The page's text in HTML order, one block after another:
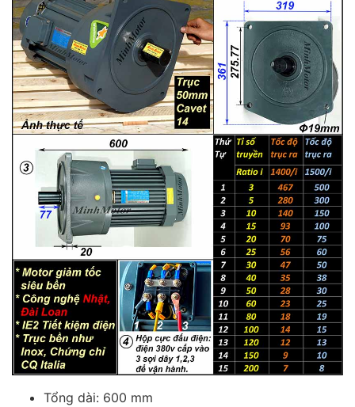
Tổng dài: 600 mm